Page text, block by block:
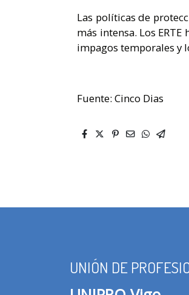
Las políticas de
más intensa. Los
impagos temporales y
Fuente: Cinco Dias
UNIÓN DE